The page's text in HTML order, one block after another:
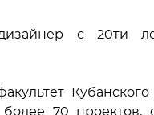
с 20ти
Кубанского
более 70 проектов,